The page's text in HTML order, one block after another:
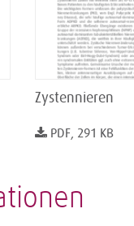
Zystennieren
PDF, 291 KB